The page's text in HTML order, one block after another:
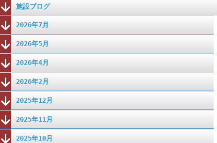
施設ブログ
2026年7月
2026年5月
2026年4月
2026年2月
2025年12月
2025年11月
2025年10月